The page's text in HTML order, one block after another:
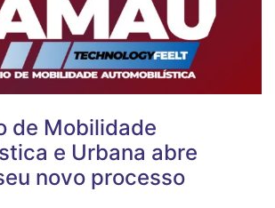
de Mobilidade
e Urbana abre
novo processo